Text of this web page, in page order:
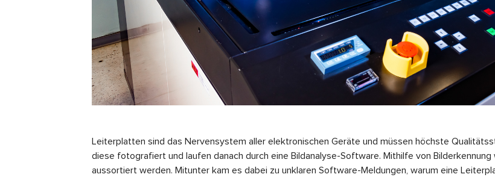
Leiterplatten sind das Nervensystem aller elektronischen Geräte und müssen höchste
diese fotografiert und laufen danach durch eine Bildanalyse-Software. Mithilfe von
aussortiert werden. Mitunter kam es dabei zu unklaren Software-Meldungen, warum eine